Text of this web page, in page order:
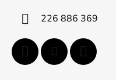
226 886 369